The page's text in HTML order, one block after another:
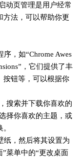
动页管理是用户经常
方法，可以帮助你更
，如“Chrome Awes
，它们提供了丰
按钮等，可以根据你
搜索并下载你喜欢的
择你喜欢的主题，或
纸，然后将其设置为
菜单中的“更改桌面